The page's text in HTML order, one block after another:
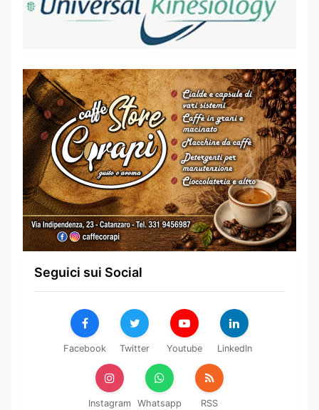
Seguici sui Social
Facebook Twitter Youtube LinkedIn
Instagram Whatsapp RSS